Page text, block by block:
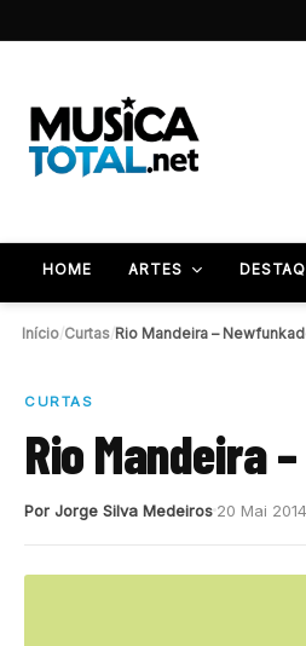
HOME ARTES
Início Curtas Rio Mandeira –
CURTAS
Rio Mandeira
Por Jorge Silva Medeiros 20 Mai 2014